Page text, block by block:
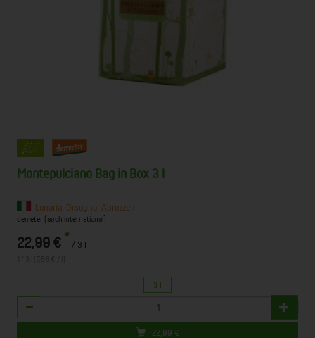
Montepulciano Bag in Box 3 l
Lunaria, Orsogna, Abruzzen
demeter (auch international)
22,99 € * / 3 l
3 l
Anzahl
22,99 €